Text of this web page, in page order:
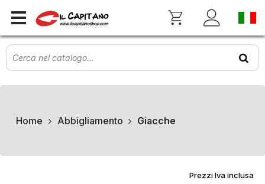
Home Abbigliamento Giacche
Prezzi Iva inclusa